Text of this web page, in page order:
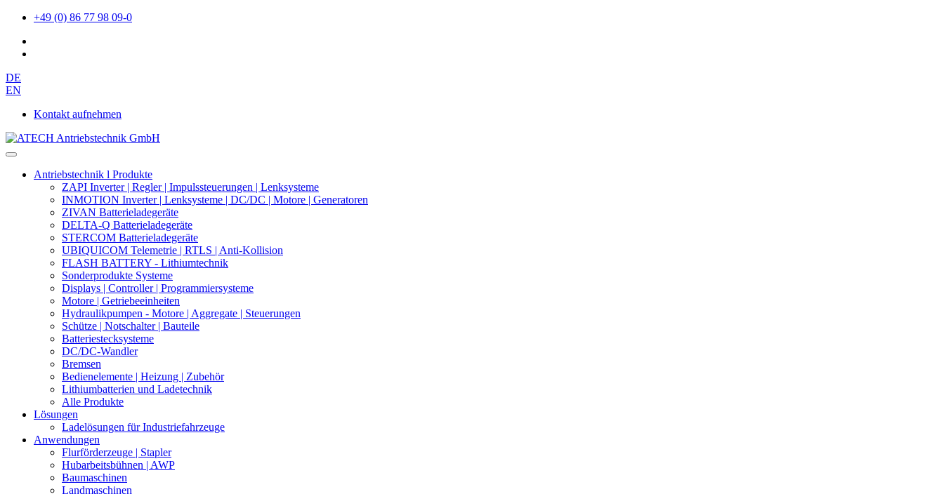
+49 (0) 86 77 98 09-0
DE
EN
Kontakt aufnehmen
Antriebstechnik l Produkte
ZAPI Inverter | Regler | Impulssteuerungen | Lenksysteme
INMOTION Inverter | Lenksysteme | DC/DC | Motore | Generatoren
ZIVAN Batterieladegeräte
DELTA-Q Batterieladegeräte
STERCOM Batterieladegeräte
UBIQUICOM Telemetrie | RTLS | Anti-Kollision
FLASH BATTERY - Lithiumtechnik
Sonderprodukte Systeme
Displays | Controller | Programmiersysteme
Motore | Getriebeeinheiten
Hydraulikpumpen - Motore | Aggregate | Steuerungen
Schütze | Notschalter | Bauteile
Batteriestecksysteme
DC/DC-Wandler
Bremsen
Bedienelemente | Heizung | Zubehör
Lithiumbatterien und Ladetechnik
Alle Produkte
Lösungen
Ladelösungen für Industriefahrzeuge
Anwendungen
Flurförderzeuge | Stapler
Hubarbeitsbühnen | AWP
Baumaschinen
Landmaschinen